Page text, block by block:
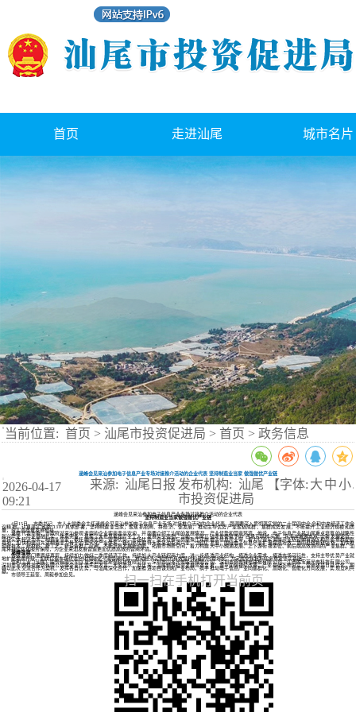
首页 走进汕尾 城市名片
当前位置: 首页 > 汕尾市投资促进局 > 首页 > 政务信息
逯峰会见来汕参加电子信息产业专场对接推介活动的企业代表 坚持制造业当家 做强做优产业链
2026-04-17
09:21
来源: 汕尾日报 发布机构: 汕尾
市投资促进局
【字体: 大 中小
逯峰会见来汕参加电子信息产业专场对接推介活动的企业代表
坚持制造业当家做强做优产业链
4月15日， 市委书记、市人大常委会主任逯峰会见来汕参加电子信息产业专场对接推介活动的企业代表，强调要深入贯彻落实党的二十届四中全会和中央经济工作会
议精神，认真落实省委“1310”具体部署，坚持制造业当家，聚焦抓招商、拼经济、促发展，推动主导优势产业聚链成群、集群成势发展，不断提升工业经济规模和质
量，夯实高质量发展根基。
逯峰代表市委、市政府对来汕参观考察的企业客商表示欢迎，并简要介绍了汕尾的发展情况、产业优势和营商环境。他说，电子信息产业是汕尾重点培育的战略性
新兴产业，产业基础扎实、体系完备，集聚了大批高素质产业工人，发展势头强劲。当前，汕尾正锚定省委赋予的“西承东联桥头堡、东海岸重要支点”全新发展定位，
坚持实体经济为本、制造业当家，依托融湾优势、资源优势、市场优势，全方位参与共建珠江东岸电子信息产业带，着力打造东海岸产业链延伸首选区和产业集群配套
基地，加快构建以先进制造业为骨干的现代化产业体系。我们热忱期待大家来汕投资兴业、“组团”发展，围绕电子信息产业扩量提质增效，协同延链补链强链，加快推
动新技术、新材料、新工艺、新设备推广应用，不断培育发展新动能 、拓展市场新空间，着力构建大中小融通发展、上下游衔接紧密、前后端高效协同的产业集群。汕
尾将持续优化服务保障，为企业来汕发展营造更加优质高效的营商环境 。
逯峰强调
各级各部门要再接再厉、持续加力做好二季度经济工作，持续加大产业链招商力度，进一步摸透产业结构、摸透企业需求、摸透市场可行性，支持主导优势产业就
地扩能提质升级，加快打造市场化法治化国际化一流营商环境，推动经济实现质的有效提升和量的合理增长，为完成全年目标任务奠定坚实基础。
信利工业（汕尾）股份有限公司以及深圳市新斯锴科技有限公司、深圳市山本光电股份有限公司、深圳市奈电特电路板有限公司、江西胜宝莱光电科技有限公司
深圳市宝明科技股份有限公司等企业代表先后发言。大家表示，近年来，汕尾经济社会发展成效显著，城乡面貌持续改善、产业基础不断夯实、营商环境日益优化，期
待以此次交流合作为契机，发挥各自优势，与汕尾深化合作，加速推进项目谋划和产业布局，携手推动电子信息产业向集群化、高端化、智能化方向发展，实现互利共
赢。
市领导王延奎、周毅参加会见。 扫一扫在手机打开当前页